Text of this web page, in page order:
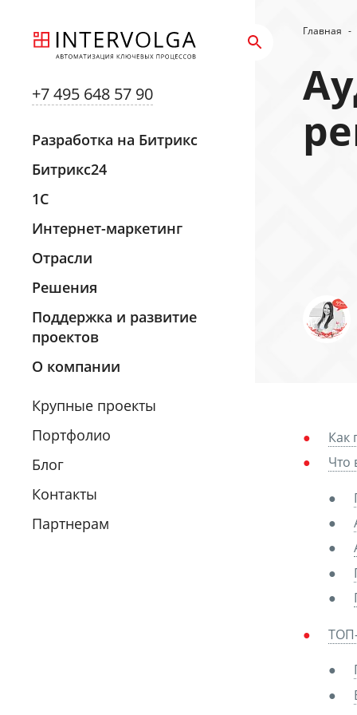
+7 495 648 57 90
Разработка на Битрикс
Битрикс24
1С
Интернет-маркетинг
Отрасли
Решения
Поддержка и развитие
проектов
О компании
Крупные проекты
Портфолио
Блог
Контакты
Партнерам
Главная -
Как
Что